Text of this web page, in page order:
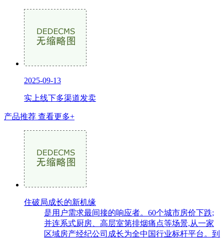
2025-09-13
实上线下多渠道发卖
产品推荐 查看更多+
住破局成长的新机缘
是用户需求最间接的响应者。60个城市房价下跌;
并连系式厨房、高层室第排烟痛点等场景,从一家
区域房产经纪公司成长为全中国行业标杆平台。到